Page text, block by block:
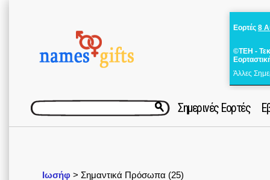
Εορτές 8
©ΤΕΗ -
Άλλες
Σημερινές Εορτές
Ιωσήφ > Σημαντικά Πρόσωπα (25)